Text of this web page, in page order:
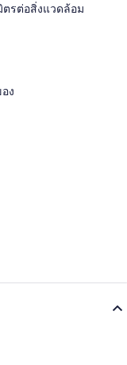
รต่อสิ่งแวดล้อม
ง